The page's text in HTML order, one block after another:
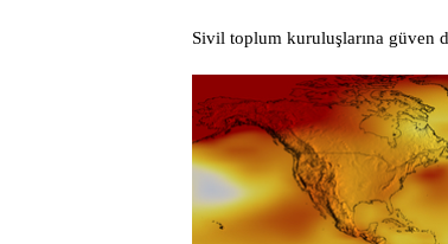
Sivil toplum kuruluşlarına güven